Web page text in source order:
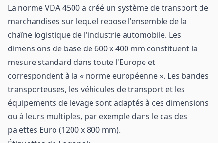
La norme VDA 4500 a créé un système de transport de
marchandises sur lequel repose l'ensemble de la
chaîne logistique de l'industrie automobile. Les
dimensions de base de 600 x 400 mm constituent la
mesure standard dans toute l'Europe et
correspondent à la « norme européenne ». Les bandes
transporteuses, les véhicules de transport et les
équipements de levage sont adaptés à ces dimensions
ou à leurs multiples, par exemple dans le cas des
palettes Euro (1200 x 800 mm).